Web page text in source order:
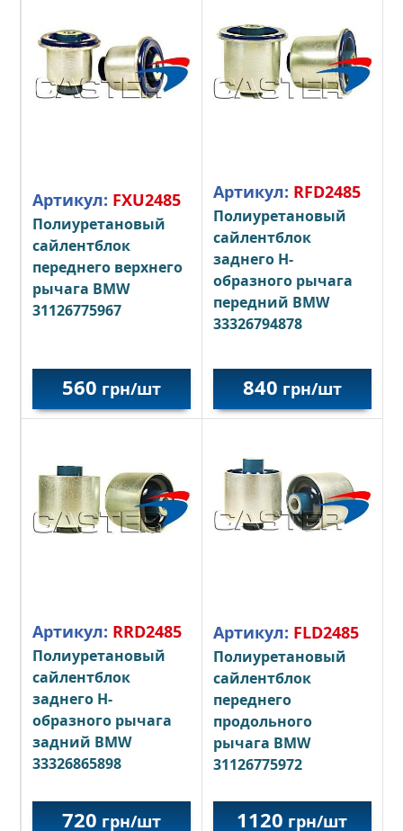
Артикул: FXU2485
Полиуретановый
сайлентблок
переднего верхнего
рычага BMW
31126775967
560 грн/шт
Артикул: RFD2485
Полиуретановый
сайлентблок
заднего Н-
образного рычага
передний BMW
33326794878
840 грн/шт
Артикул: RRD2485
Полиуретановый
сайлентблок
заднего Н-
образного рычага
задний BMW
33326865898
720 грн/шт
Артикул: FLD2485
Полиуретановый
сайлентблок
переднего
продольного
рычага BMW
31126775972
1120 грн/шт